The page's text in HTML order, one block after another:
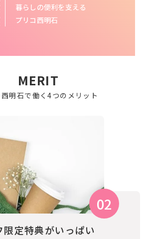
暮らしの便利を支える
プリコ西明石
MERIT
明石で働く4つのメリット
限定特典がいっぱい